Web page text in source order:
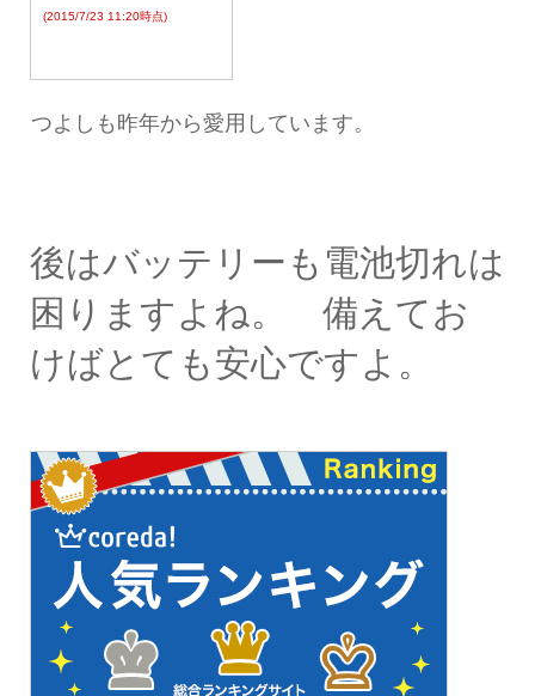
(2015/7/23 11:20時点)
つよしも昨年から愛用しています。
後はバッテリーも電池切れは
困りますよね。 備えてお
けばとても安心ですよ。